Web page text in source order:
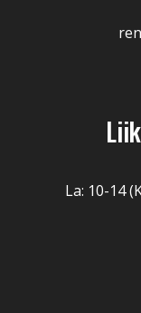
La: 10-14